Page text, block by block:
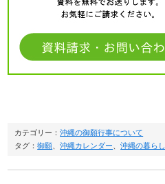
カテゴリー：沖縄の御願行事について
タグ：御願 、沖縄カレンダー 、沖縄の暮らし